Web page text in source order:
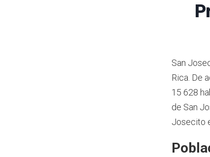
San
Rica. De
15 628
de San
Josecito